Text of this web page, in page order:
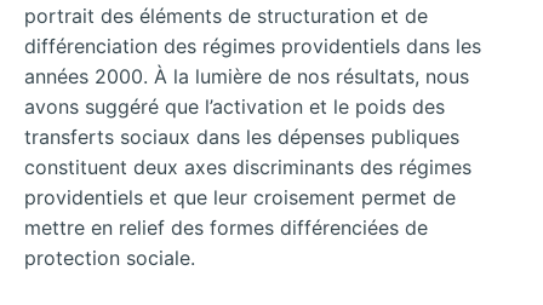
portrait des éléments de structuration et de
différenciation des régimes providentiels dans les
années 2000. À la lumière de nos résultats, nous
avons suggéré que l’activation et le poids des
transferts sociaux dans les dépenses publiques
constituent deux axes discriminants des régimes
providentiels et que leur croisement permet de
mettre en relief des formes différenciées de
protection sociale.